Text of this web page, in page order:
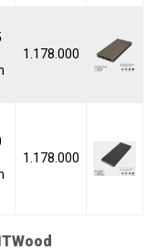
1.178.000
1.178.000